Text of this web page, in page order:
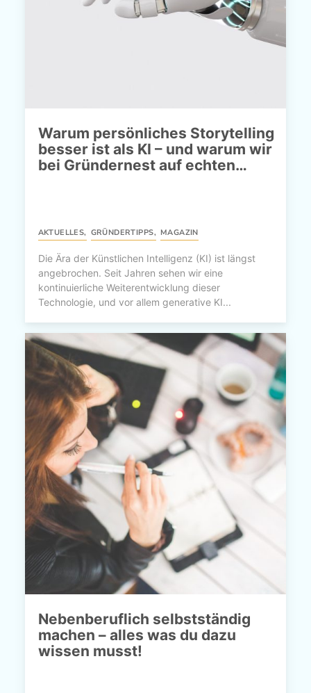
Warum persönliches Storytelling
besser ist als KI – und warum wir
bei Gründernest auf echten…
AKTUELLES, GRÜNDERTIPPS, MAGAZIN
Die Ära der Künstlichen Intelligenz (KI) ist längst
angebrochen. Seit Jahren sehen wir eine
kontinuierliche Weiterentwicklung dieser
Technologie, und vor allem generative KI...
Nebenberuflich selbstständig
machen – alles was du dazu
wissen musst!